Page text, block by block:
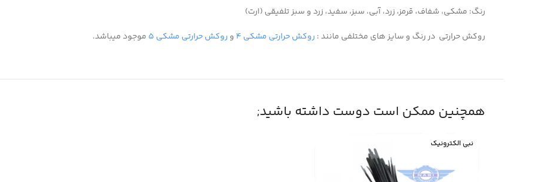
رنگ: مشکی، شفاف، قرمز، زرد، آبی، سبز، سفید، زرد و سبز تلفیقی (ارت)
روکش حرارتی در رنگ و سایز های مختلفی مانند : روکش حرارتی مشکی ۴ و روکش حرارتی مشکی ۵ موجود میباشد.
همچنین ممکن است دوست داشته باشید;
نبی الکترونیک